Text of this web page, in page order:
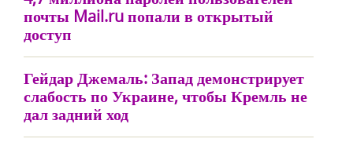
почты Mail.ru попали в открытый
доступ
Гейдар Джемаль: Запад демонстрирует
слабость по Украине, чтобы Кремль не
дал задний ход